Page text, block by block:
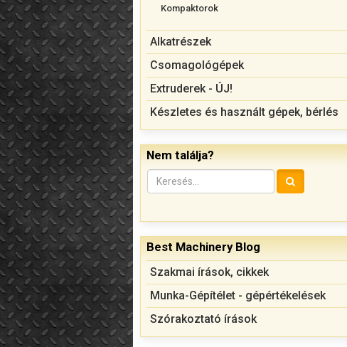
Kompaktorok
Alkatrészek
Csomagológépek
Extruderek - ÚJ!
Készletes és használt gépek, bérlés
Nem találja?
Best Machinery Blog
Szakmai írások, cikkek
Munka-Gépítélet - gépértékelések
Szórakoztató írások